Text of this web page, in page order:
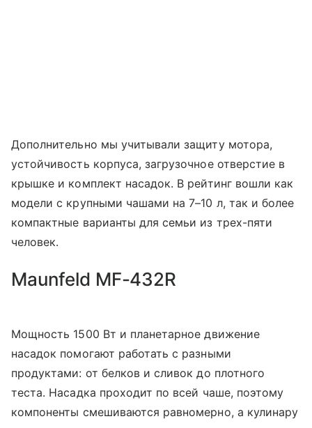
Дополнительно мы учитывали защиту мотора,
устойчивость корпуса, загрузочное отверстие в
крышке и комплект насадок. В рейтинг вошли как
модели с крупными чашами на 7–10 л, так и более
компактные варианты для семьи из трех-пяти
человек.
Maunfeld MF-432R
Мощность 1500 Вт и планетарное движение
насадок помогают работать с разными
продуктами: от белков и сливок до плотного
теста. Насадка проходит по всей чаше, поэтому
компоненты смешиваются равномерно, а кулинару